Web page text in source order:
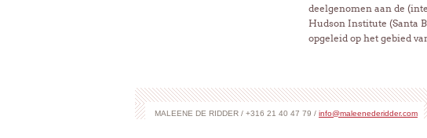
deelgenomen aan de
Hudson Institute (Santa
opgeleid op het gebied
MALEENE DE RIDDER / +316 21 40 47 79 / info@maleenederidder.com